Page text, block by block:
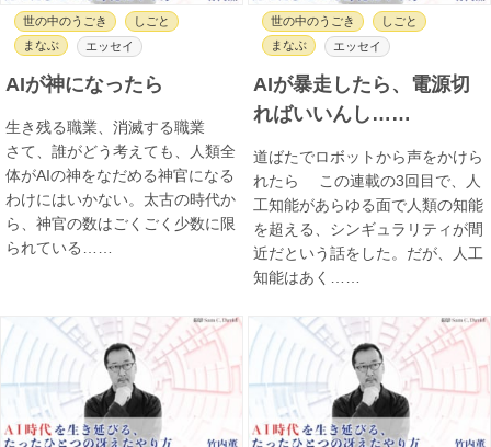
世の中のうごき
しごと
まなぶ
エッセイ
AIが神になったら
生き残る職業、消滅する職業
さて、誰がどう考えても、人類全
体がAIの神をなだめる神官になる
わけにはいかない。太古の時代か
ら、神官の数はごくごく少数に限
られている……
世の中のうごき
しごと
まなぶ
エッセイ
AIが暴走したら、電源切
ればいいんし……
道ばたでロボットから声をかけら
れたら この連載の3回目で、人
工知能があらゆる面で人類の知能
を超える、シンギュラリティが間
近だという話をした。だが、人工
知能はあく……